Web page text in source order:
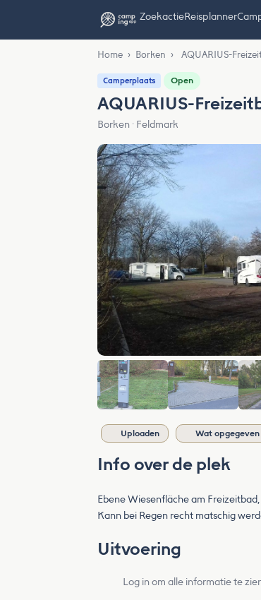
ZoekactieReisplanner
Home › Borken › AQUARIUS-
Camperplaats Open
AQUARIUS-
Borken · Feldmark
Uploaden Wat
Info over de plek
Ebene Wiesenfläche am
Kann bei Regen recht matschig
Uitvoering
Log in om alle informatie te